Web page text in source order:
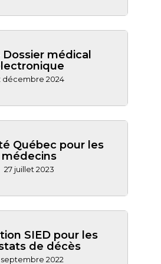
Dossier médical
décembre 2024
Québec pour les
médecins
27 juillet 2023
SIED pour les
de décès
2022